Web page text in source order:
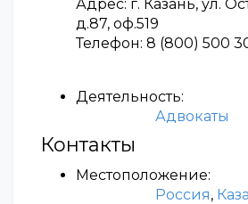
Адрес: г. Казань, ул.
д.87, оф.519
Телефон: 8 (800) 500
Деятельность:
Адвокаты
Контакты
Местоположение:
Россия,